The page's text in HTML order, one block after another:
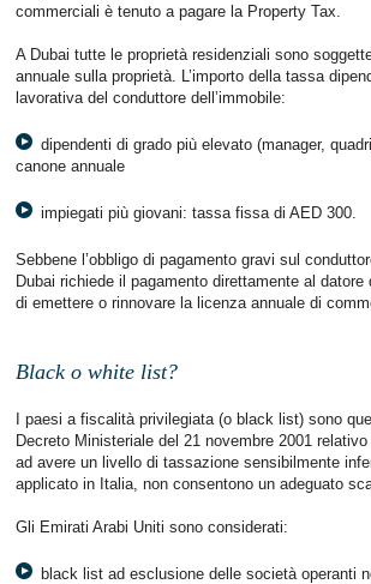
commerciali è tenuto a pagare la Property Tax.
A Dubai tutte le proprietà residenziali sono
annuale sulla proprietà. L’importo della tassa
lavorativa del conduttore dell’immobile:
dipendenti di grado più elevato (manager,
canone annuale
impiegati più giovani: tassa fissa di AED 300.
Sebbene l’obbligo di pagamento gravi sul
Dubai richiede il pagamento direttamente al
di emettere o rinnovare la licenza annuale di
Black o white list?
I paesi a fiscalità privilegiata (o black list) sono
Decreto Ministeriale del 21 novembre 2001
ad avere un livello di tassazione sensibilmente
applicato in Italia, non consentono un adeguato
Gli Emirati Arabi Uniti sono considerati:
black list ad esclusione delle società operanti